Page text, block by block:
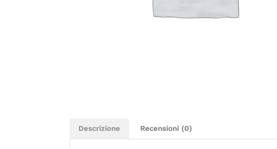
Descrizione Recensioni (0)